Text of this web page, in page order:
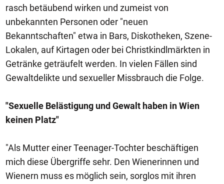
rasch betäubend wirken und zumeist von
unbekannten Personen oder "neuen
Bekanntschaften" etwa in Bars, Diskotheken, Szene-
Lokalen, auf Kirtagen oder bei Christkindlmärkten in
Getränke geträufelt werden. In vielen Fällen sind
Gewaltdelikte und sexueller Missbrauch die Folge.
"Sexuelle Belästigung und Gewalt haben in Wien
keinen Platz"
"Als Mutter einer Teenager-Tochter beschäftigen
mich diese Übergriffe sehr. Den Wienerinnen und
Wienern muss es möglich sein, sorglos mit ihren